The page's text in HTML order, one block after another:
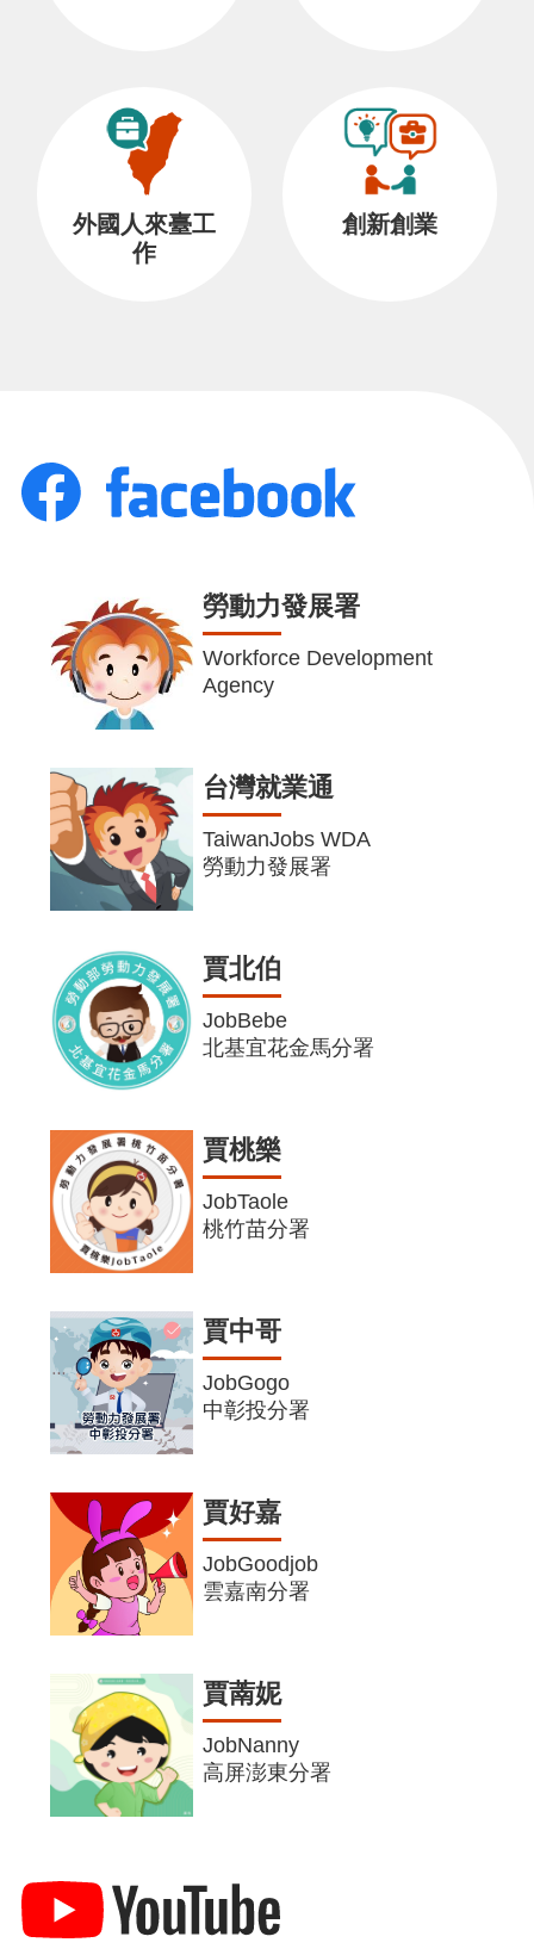
外國人來臺工
作
創新創業
勞動力發展署
Workforce Development
Agency
台灣就業通
TaiwanJobs WDA
勞動力發展署
賈北伯
JobBebe
北基宜花金馬分署
賈桃樂
JobTaole
桃竹苗分署
賈中哥
JobGogo
中彰投分署
賈好嘉
JobGoodjob
雲嘉南分署
賈萳妮
JobNanny
高屏澎東分署